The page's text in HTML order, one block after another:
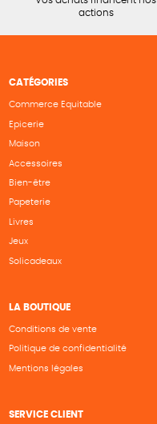
actions
CATÉGORIES
Commerce Equitable
Epicerie
Maison
Accessoires
Bien-être
Papeterie
Livres
Jeux
Solicadeaux
LA BOUTIQUE
Conditions de vente
Politique de confidentialité
Mentions légales
SERVICE CLIENT